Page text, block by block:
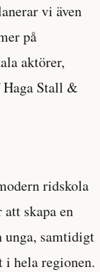
vi även
på
aktörer,
Haga Stall &
ridskola
skapa en
unga, samtidigt
i hela regionen.